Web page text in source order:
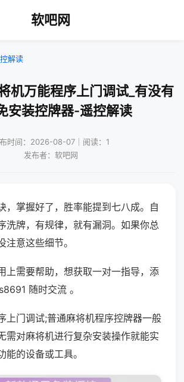
软吧网
解读
机万能程序上门调试_有没有
安装控牌器-遥控解读
时间：2026-08-07｜阅读：1
发布者：软吧网
，掌握好了，胜率能提到七八成。自
洗牌，有规律，就有漏洞。如果你总
注意这些细节。
上需要帮助，想获取一对一指导，添
随时交流 。
上门调试;普通麻将机程序控牌器一般
需对麻将机进行复杂安装操作就能实
能的设备或工具。